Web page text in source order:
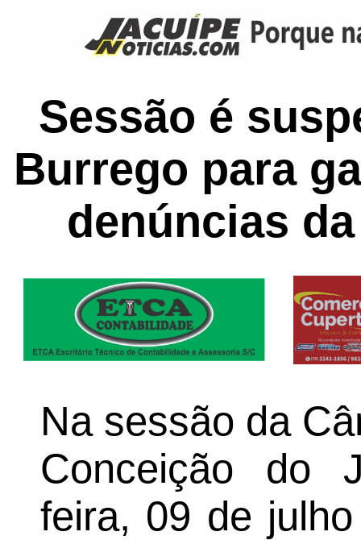
Sessão é
Burrego para
denúncias
Na sessão da
Conceição do
feira, 09 de